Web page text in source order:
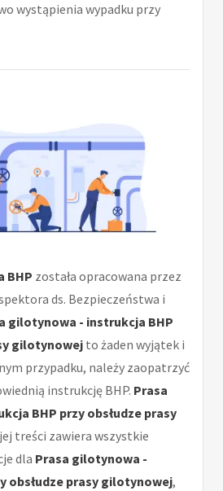
wystąpienia wypadku przy
BHP została opracowana przez
ds. Bezpieczeństwa i
gilotynowa - instrukcja BHP
gilotynowejto żaden wyjątek i
przypadku, należy zaopatrzyć
instrukcję BHP. Prasa
BHP przy obsłudze prasy
treści zawiera wszystkie
dla Prasa gilotynowa -
obsłudze prasy gilotynowej,